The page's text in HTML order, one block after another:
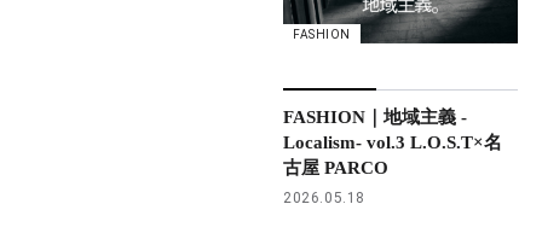
FASHION
FASHION｜地域主義 -
Localism- vol.3 L.O.S.T×名
古屋 PARCO
2026.05.18